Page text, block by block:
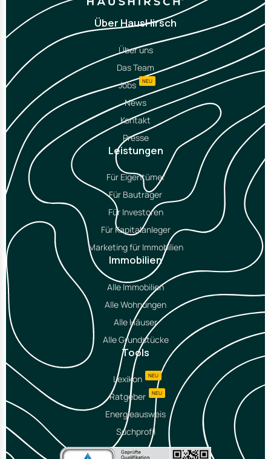
Über HausHirsch
Über uns
Das Team
Jobs
NEU
News
Kontakt
Presse
Leistungen
Für Eigentümer
Für Bauträger
Für Investoren
Für Kapitalanleger
Marketing für Immobilien
Immobilien
Alle Immobilien
Alle Wohnungen
Alle Häuser
Alle Grundstücke
Tools
Lexikon NEU
Ratgeber NEU
Energieausweis
Suchprofil